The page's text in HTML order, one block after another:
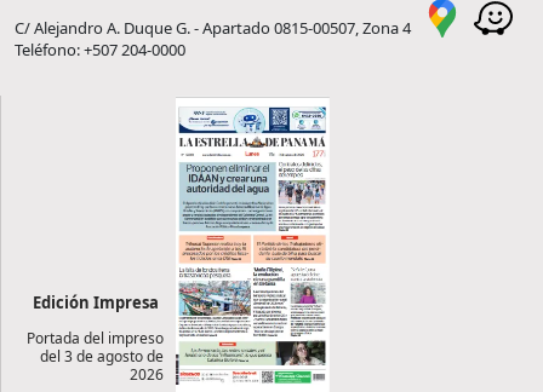
C/ Alejandro A. Duque G. - Apartado 0815-00507, Zona 4
Teléfono: +507 204-0000
Edición Impresa
Portada del impreso
del 3 de agosto de
2026